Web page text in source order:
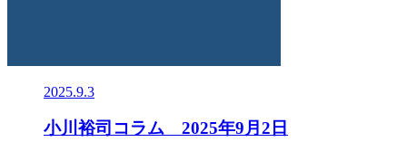
2025.9.3
小川裕司コラム 2025年9月2日